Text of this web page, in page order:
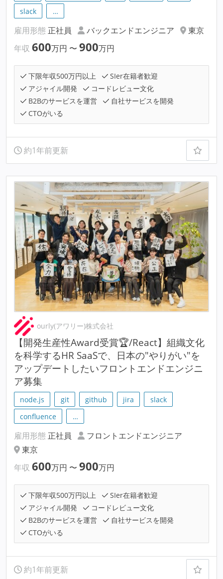
slack
…
雇用形態 正社員 バックエンドエンジニア
東京
年収 600万円 〜 900万円
下限年収500万円以上
SIer在籍者歓迎
アジャイル開発
コードレビュー文化
B2Bのサービスを運営
自社サービスを開発
CTOがいる
約1年前更新
ourly(アワリー)株式会社
【開発生産性Award受賞🏆/React】組織文化
を科学するHR SaaSで、日本の"やりがい"を
アップデートしたいフロントエンドエンジニ
ア募集
node.js git github jira
slack
confluence
…
雇用形態 正社員
フロントエンドエンジニア
東京
年収 600万円 〜 900万円
下限年収500万円以上
SIer在籍者歓迎
アジャイル開発
コードレビュー文化
B2Bのサービスを運営
自社サービスを開発
CTOがいる
約1年前更新